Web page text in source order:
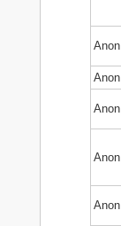
Anon
Anon
Anon
Anon
Anon